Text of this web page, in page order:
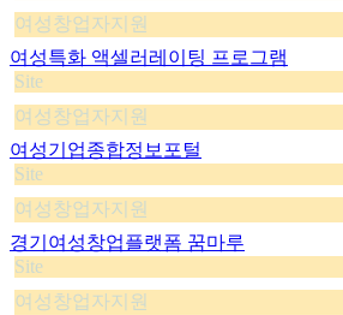
여성창업자지원
여성특화 액셀러레이팅 프로그램
Site
여성창업자지원
여성기업종합정보포털
Site
여성창업자지원
경기여성창업플랫폼 꿈마루
Site
여성창업자지원